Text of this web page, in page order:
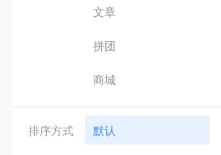
文章
拼团
商城
排序方式 默认